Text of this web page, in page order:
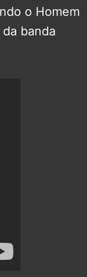
o Homem
da banda